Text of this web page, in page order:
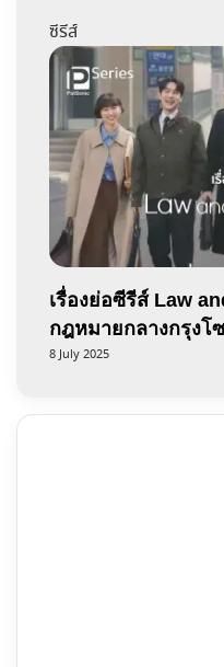
ซีรีส์
เรื่องย่อซีรีส์ Law
กฎหมายกลางกรุงโ
8 July 2025